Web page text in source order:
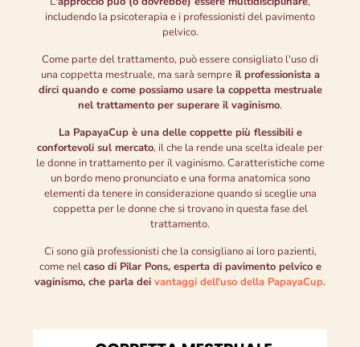
includendo la psicoterapia e i professionisti del pavimento
pelvico.
Come parte del trattamento, può essere consigliato l'uso di
una coppetta mestruale, ma sarà sempreil professionista a
dirci quando e come possiamo usare la coppetta mestruale
nel trattamento per superare il vaginismo.
La PapayaCup è una delle coppette più flessibili e
confortevoli sul mercato, il che la rende una scelta ideale per
le donne in trattamento per il vaginismo. Caratteristiche come
un bordo meno pronunciato e una forma anatomica sono
elementi da tenere in considerazione quando si sceglie una
coppetta per le donne che si trovano in questa fase del
trattamento.
Ci sono già professionisti che la consigliano ai loro pazienti,
come nelcaso di Pilar Pons, esperta di pavimento pelvico e
vaginismo, che parla dei vantaggi dell'uso della PapayaCup.